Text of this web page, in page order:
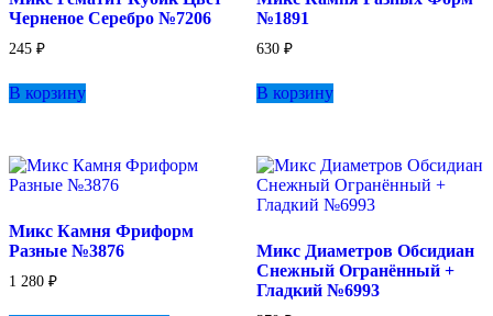
Черненое Серебро №7206
245 ₽
В корзину
№1891
630 ₽
В корзину
Микс Камня Фриформ
Разные №3876
1 280 ₽
Микс Диаметров Обсидиан
Снежный Огранённый +
Гладкий №6993